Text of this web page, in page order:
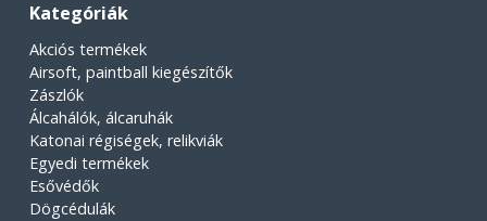
Kategóriák
Akciós termékek
Airsoft, paintball kiegészítők
Zászlók
Álcahálók, álcaruhák
Katonai régiségek, relikviák
Egyedi termékek
Esővédők
Dögcédulák